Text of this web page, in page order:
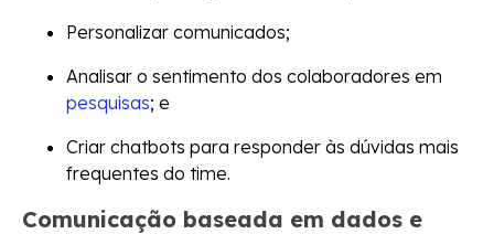
Personalizar comunicados;
Analisar o sentimento dos colaboradores em
pesquisas; e
Criar chatbots para responder às dúvidas mais
frequentes do time.
Comunicação baseada em dados e